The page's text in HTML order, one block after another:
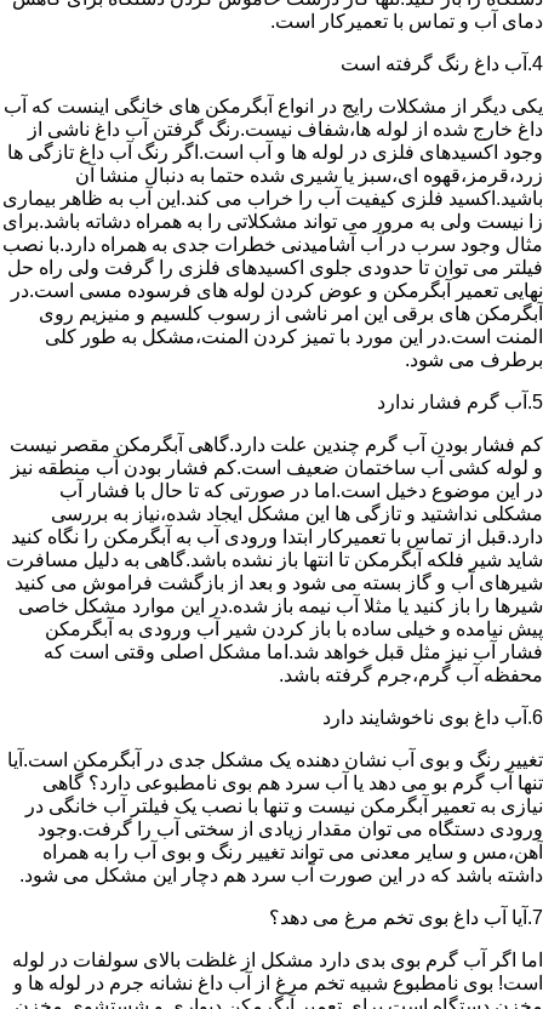
دمای آب و تماس با تعمیرکار است.
4.آب داغ رنگ گرفته است
یکی دیگر از مشکلات رایج در انواع آبگرمکن های خانگی اینست که آب
داغ خارج شده از لوله ها،شفاف نیست.رنگ گرفتن آب داغ ناشی از
وجود اکسیدهای فلزی در لوله ها و آب است.اگر رنگ آب داغ تازگی ها
زرد،قرمز،قهوه ای،سبز یا شیری شده حتما به دنبال منشا آن
باشید.اکسید فلزی کیفیت آب را خراب می کند.این آب به ظاهر بیماری
زا نیست ولی به مرور می تواند مشکلاتی را به همراه دشاته باشد.برای
مثال وجود سرب در آب آشامیدنی خطرات جدی به همراه دارد.با نصب
فیلتر می توان تا حدودی جلوی اکسیدهای فلزی را گرفت ولی راه حل
نهایی تعمیر آبگرمکن و عوض کردن لوله های فرسوده مسی است.در
آبگرمکن های برقی این امر ناشی از رسوب کلسیم و منیزیم روی
المنت است.در این مورد با تمیز کردن المنت،مشکل به طور کلی
برطرف می شود.
5.آب گرم فشار ندارد
کم فشار بودن آب گرم چندین علت دارد.گاهی آبگرمکن مقصر نیست
و لوله کشی آب ساختمان ضعیف است.کم فشار بودن آب منطقه نیز
در این موضوع دخیل است.اما در صورتی که تا حال با فشار آب
مشکلی نداشتید و تازگی ها این مشکل ایجاد شده،نیاز به بررسی
دارد.قبل از تماس با تعمیرکار ابتدا ورودی آب به آبگرمکن را نگاه کنید
شاید شیر فلکه آبگرمکن تا انتها باز نشده باشد.گاهی به دلیل مسافرت
شیرهای آب و گاز بسته می شود و بعد از بازگشت فراموش می کنید
شیرها را باز کنید یا مثلا آب نیمه باز شده.در این موارد مشکل خاصی
پیش نیامده و خیلی ساده با باز کردن شیر آب ورودی به آبگرمکن
فشار آب نیز مثل قبل خواهد شد.اما مشکل اصلی وقتی است که
محفظه آب گرم،جرم گرفته باشد.
6.آب داغ بوی ناخوشایند دارد
تغییر رنگ و بوی آب نشان دهنده یک مشکل جدی در آبگرمکن است.آیا
تنها آب گرم بو می دهد یا آب سرد هم بوی نامطبوعی دارد؟ گاهی
نیازی به تعمیر آبگرمکن نیست و تنها با نصب یک فیلتر آب خانگی در
ورودی دستگاه می توان مقدار زیادی از سختی آب را گرفت.وجود
آهن،مس و سایر معدنی می تواند تغییر رنگ و بوی آب را به همراه
داشته باشد که در این صورت آب سرد هم دچار این مشکل می شود.
7.آیا آب داغ بوی تخم مرغ می دهد؟
اما اگر آب گرم بوی بدی دارد مشکل از غلظت بالای سولفات در لوله
است! بوی نامطبوع شبیه تخم مرغ از آب داغ نشانه جرم در لوله ها و